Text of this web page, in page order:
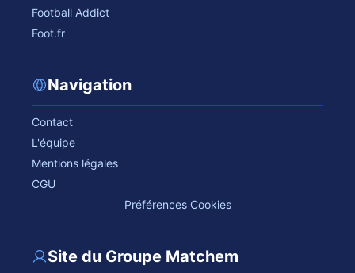
Football Addict
Foot.fr
Navigation
Contact
L'équipe
Mentions légales
CGU
Préférences Cookies
Site du Groupe Matchem